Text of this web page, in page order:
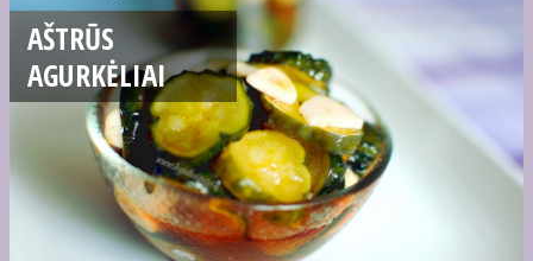
AŠTRŪS
AGURKĖLIAI